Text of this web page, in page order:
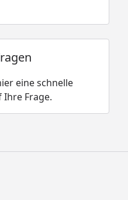
eine schnelle
Frage.